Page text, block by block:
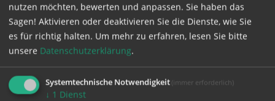
Bitte melden Sie sich mit Ihrem Benutzernamen
und Passwort an.
Benutzername
nutzen möchten, bewerten und anpassen. Sie haben das
Sagen! Aktivieren oder deaktivieren Sie die Dienste, wie Sie
es für richtig halten. Um mehr zu erfahren, lesen Sie bitte
unsere Datenschutzerklärung.
Systemtechnische Notwendigkeit (immer erforderlich)
↓ 1 Dienst